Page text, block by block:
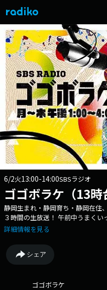
6/2火13:00-14:00SBSラジオ
ゴゴボラケ（13時
静岡生まれ・静岡育ち・静岡在住
３時間の生放送！ 午前中うまく
し！ 午後のこの時間から"新しい
テーション＞ 中継コーナー。
情報・話題を“現場”からお届け
トコーナー。様々なジャンルの
ここらで一休み♪曜日替わりの
詳細情報を見る
シェア
ゴゴボラケ